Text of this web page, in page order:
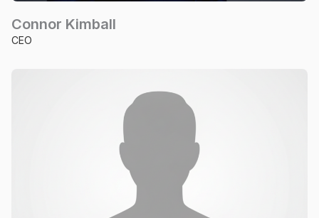
Connor Kimball
CEO